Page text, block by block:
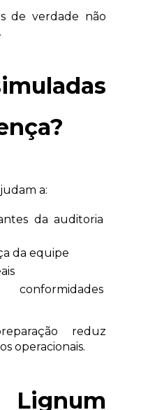
de verdade não
a:
da auditoria
da equipe
reduz
operacionais.